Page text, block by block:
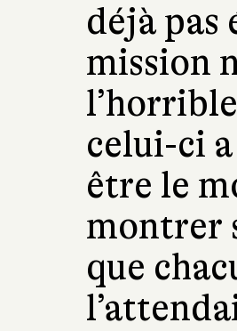
déjà
mission
celui-ci
être le
montrer
que